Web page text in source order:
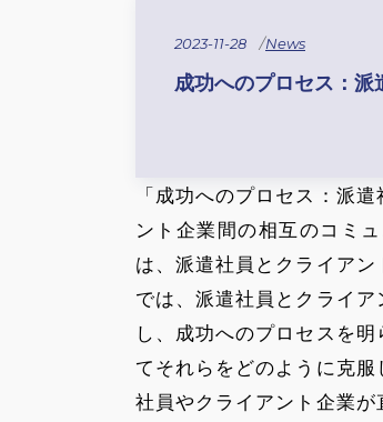
2023-11-28 News
成功へのプロセス：
「成功へのプロセス：派
ント企業間の相互のコミ
は、派遣社員とクライア
では、派遣社員とクライ
し、成功へのプロセスを
てそれらをどのように克
社員やクライアント企業